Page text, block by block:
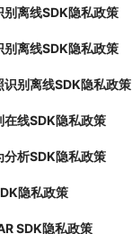
别离线SDK隐私政策
别离线SDK隐私政策
识别离线SDK隐私政策
在线SDK隐私政策
分析SDK隐私政策
隐私政策
SDK隐私政策